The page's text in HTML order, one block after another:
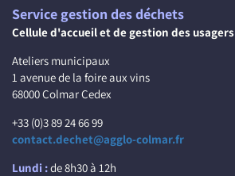
Service gestion des déchets
Cellule d'accueil et de gestion des usagers
Ateliers municipaux
1 avenue de la foire aux vins
68000 Colmar Cedex
+33 (0)3 89 24 66 99
contact.dechet@agglo-colmar.fr
Lundi :de 8h30 à 12h